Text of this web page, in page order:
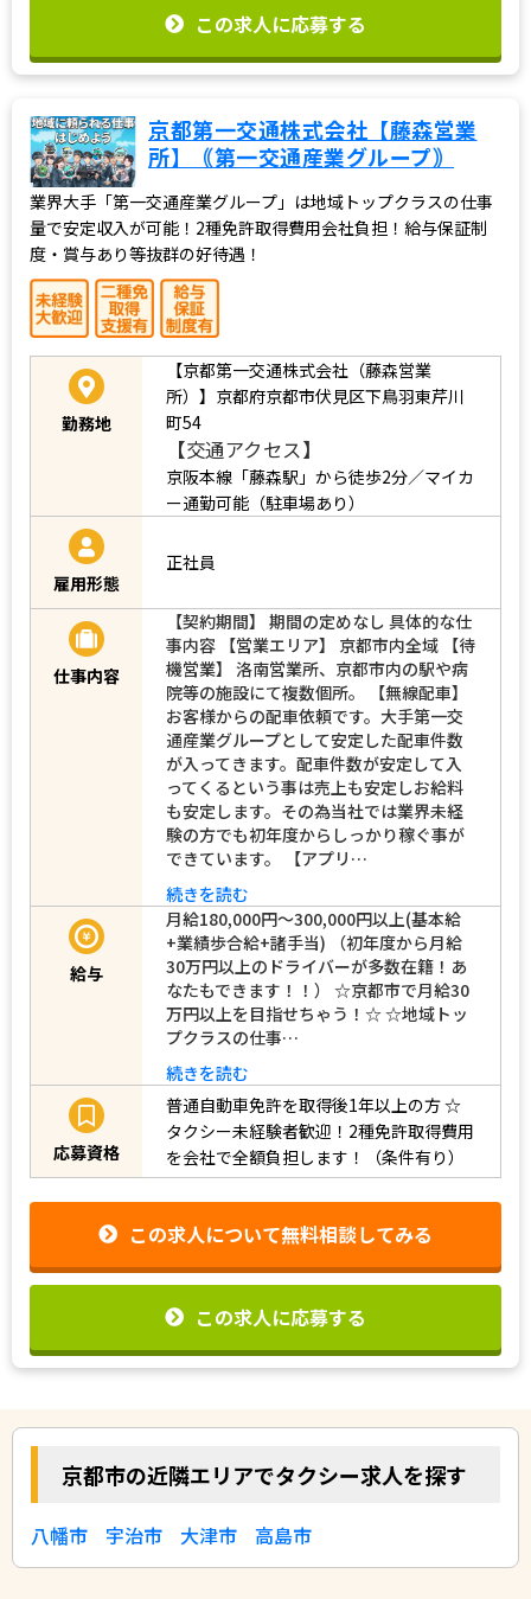
この求人に応募する
京都第一交通株式会社【藤森営業
所】｟第一交通産業グループ｠
業界大手「第一交通産業グループ」は地域トップクラスの仕事
量で安定収入が可能！2種免許取得費用会社負担！給与保証制
度・賞与あり等抜群の好待遇！
勤務地
【京都第一交通株式会社（藤森営業
所）】京都府京都市伏見区下鳥羽東芹川
町54
【交通アクセス】
京阪本線「藤森駅」から徒歩2分／マイカ
ー通勤可能（駐車場あり）
雇用形態
正社員
仕事内容
【契約期間】 期間の定めなし 具体的な仕
事内容 【営業エリア】 京都市内全域 【待
機営業】 洛南営業所、京都市内の駅や病
院等の施設にて複数個所。 【無線配車】
お客様からの配車依頼です。大手第一交
通産業グループとして安定した配車件数
が入ってきます。配車件数が安定して入
ってくるという事は売上も安定しお給料
も安定します。その為当社では業界未経
験の方でも初年度からしっかり稼ぐ事が
できています。 【アプリ…
続きを読む
給与
月給180,000円～300,000円以上(基本給
+業績歩合給+諸手当) （初年度から月給
30万円以上のドライバーが多数在籍！あ
なたもできます！！） ☆京都市で月給30
万円以上を目指せちゃう！☆ ☆地域トッ
プクラスの仕事…
続きを読む
応募資格
普通自動車免許を取得後1年以上の方☆
タクシー未経験者歓迎！2種免許取得費用
を会社で全額負担します！（条件有り）
この求人について無料相談してみる
この求人に応募する
京都市の近隣エリアでタクシー求人を探す
八幡市 宇治市 大津市 高島市